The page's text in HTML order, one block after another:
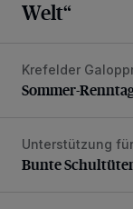
Welt“
Sommer-
Krefelder
Sommer-
Bunte
Unterstützung
Bunte